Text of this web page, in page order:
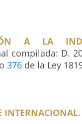
A LA
compilada: D.
376 de la Ley
INTERNACIONAL.